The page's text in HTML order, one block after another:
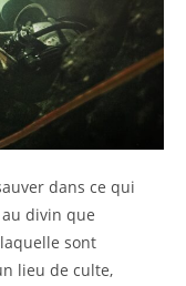
dans ce qui
divin que
sont
lieu de culte,